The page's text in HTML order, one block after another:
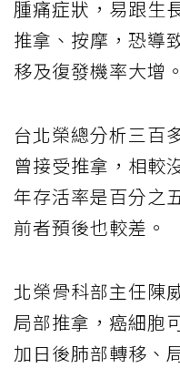
腫痛症狀，易跟生
推拿、按摩，恐導
移及復發機率大增。
台北榮總分析三百
曾接受推拿，相較
年存活率是百分之
前者預後也較差。
北榮骨科部主任陳
局部推拿，癌細胞
加日後肺部轉移、